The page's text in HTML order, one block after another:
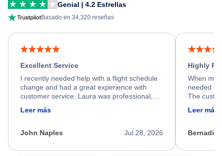
Genial | 4.2 Estrellas
Basado en 34,320 reseñas
Excellent Service
I recently needed help with a flight schedule
change and had a great experience with
customer service. Laura was professional,
friendly, and very helpful throughout the
process. She quickly found a solution and
appreciate her excellent service.
Leer más
Jul 28, 2026
John Naples
Highly
When my
needed
The
calm,
my issue.
Leer más